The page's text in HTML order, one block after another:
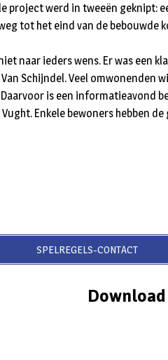
project werd in tweeën geknipt:
tot het eind van de bebouwde
naar ieders wens. Er was een
Schijndel. Veel omwonenden
is een informatieavond
Enkele bewoners hebben
SPELREGELS-CONTACT